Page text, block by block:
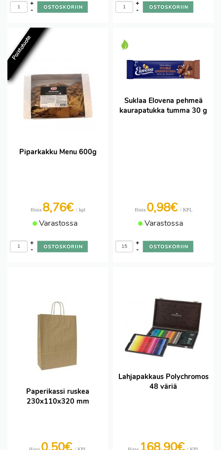
-
+
-
+
Poistotuote
Piparkakku Menu 600g
Hinta 8,76€ / kpl
Varastossa
-
+
Suklaa Elovena pehmeä
kaurapatukka tumma 30 g
Hinta 0,98€ / KPL
Varastossa
-
+
Paperikassi ruskea
230x110x320 mm
Lahjapakkaus Polychromos
48 väriä